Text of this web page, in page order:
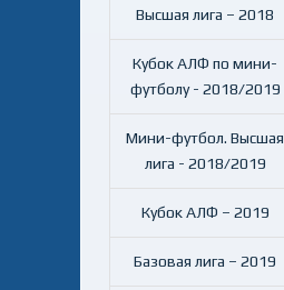
Высшая лига – 2018
Кубок АЛФ по мини-
футболу - 2018/2019
Мини-футбол. Высшая
лига - 2018/2019
Кубок АЛФ – 2019
Базовая лига – 2019